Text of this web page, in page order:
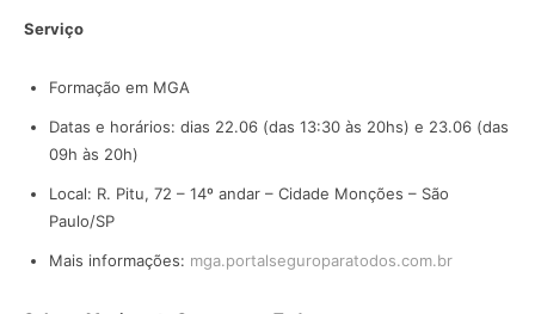
Serviço
Formação em MGA
Datas e horários: dias 22.06 (das 13:30 às 20hs) e 23.06 (das
09h às 20h)
Local: R. Pitu, 72 – 14º andar – Cidade Monções – São
Paulo/SP
Mais informações: mga.portalseguroparatodos.com.br